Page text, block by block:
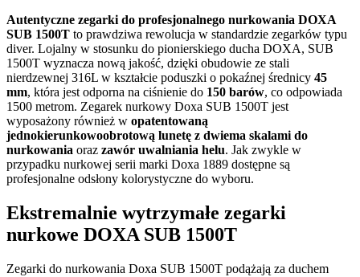
Autentyczne zegarki do profesjonalnego nurkowania DOXA
SUB 1500T to prawdziwa rewolucja w standardzie zegarków typu
diver. Lojalny w stosunku do pionierskiego ducha DOXA, SUB
1500T wyznacza nową jakość, dzięki obudowie ze stali
nierdzewnej 316L w kształcie poduszki o pokaźnej średnicy 45
mm, która jest odporna na ciśnienie do 150 barów, co odpowiada
1500 metrom. Zegarek nurkowy Doxa SUB 1500T jest
wyposażony również w opatentowaną
jednokierunkowoobrotową lunetę z dwiema skalami do
nurkowania oraz zawór uwalniania helu. Jak zwykle w
przypadku nurkowej serii marki Doxa 1889 dostępne są
profesjonalne odsłony kolorystyczne do wyboru.
Ekstremalnie wytrzymałe zegarki
nurkowe DOXA SUB 1500T
Zegarki do nurkowania Doxa SUB 1500T podążają za duchem